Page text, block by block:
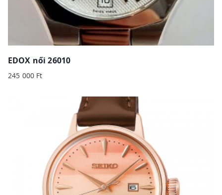
EDOX női 26010
245 000 Ft